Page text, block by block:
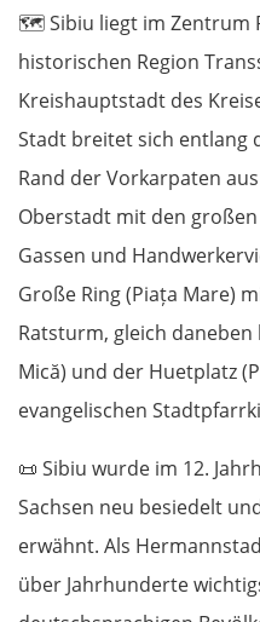
🗺️Sibiu liegt im Zentrum
historischen Region
Kreishauptstadt des
Stadt breitet sich entlang
Rand der Vorkarpaten
Oberstadt mit den
Gassen und
Große Ring (Piața Mare)
Ratsturm, gleich daneben
Mică) und der Huetplatz
evangelischen
📜 Sibiu wurde im 12.
Sachsen neu besiedelt
erwähnt. Als
über Jahrhunderte